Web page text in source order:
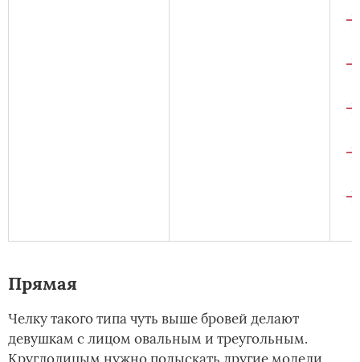
Прямая
Челку такого типа чуть выше бровей делают
девушкам с лицом овальным и треугольным.